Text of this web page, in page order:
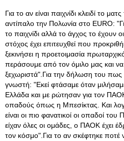
Για το αν είναι παιχνίδι κλειδί το
αντίπαλο την Πολωνία στο EURO:
το παιχνίδι αλλά το άγχος το έχουν
στόχος έχει επιτευχθεί που
ξεκινήσει η προετοιμασία
περάσουμε από τον όμιλο μας και
ξεχωριστά".Για την δήλωση του
γνωστή: "Εκεί φτάσαμε όταν
Ελλάδα και με ρώτησαν για τον ΠΑΟΚ
οπαδούς όπως η Μπεσίκτας. Και
είναι οι πιο φανατικοί οι οπαδοί
είχαν όλες οι ομάδες, ο ΠΑΟΚ έχει
τον κόσμο".Για το αν σκέφτηκε